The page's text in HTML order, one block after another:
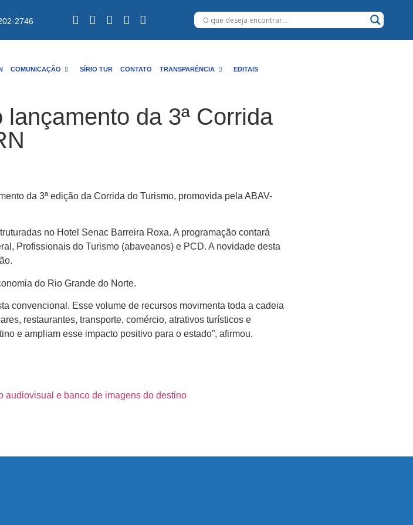
2746
COMUNICAÇÃO SÍRIO TUR CONTATO TRANSPARÊNCIA EDITAIS
da 3ª Corrida
da 3ª edição da Corrida do Turismo, promovida pela ABAV-
no Hotel Senac Barreira Roxa. A programação contará
Profissionais do Turismo (abaveanos) e PCD. A novidade desta
do Rio Grande do Norte.
convencional. Esse volume de recursos movimenta toda a cadeia
restaurantes, transporte, comércio, atrativos turísticos e
e ampliam esse impacto positivo para o estado”, afirmou.
audiovisual e banco de imagens do destino